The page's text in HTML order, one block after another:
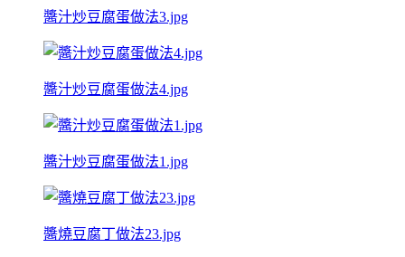
醬汁炒豆腐蛋做法3.jpg
醬汁炒豆腐蛋做法4.jpg
醬汁炒豆腐蛋做法1.jpg
醬燒豆腐丁做法23.jpg